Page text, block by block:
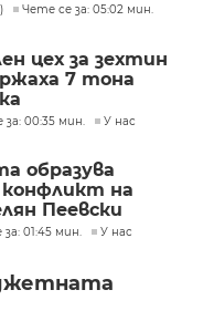
Чете се за: 05:02 мин.
цех за зехтин
7 тона
за: 00:35 мин. У нас
образува
конфликт на
Пеевски
01:45 мин. У нас